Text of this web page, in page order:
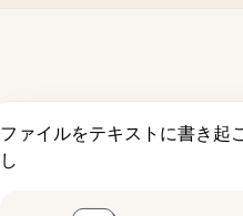
ファイルをテキストに書き起こ
し